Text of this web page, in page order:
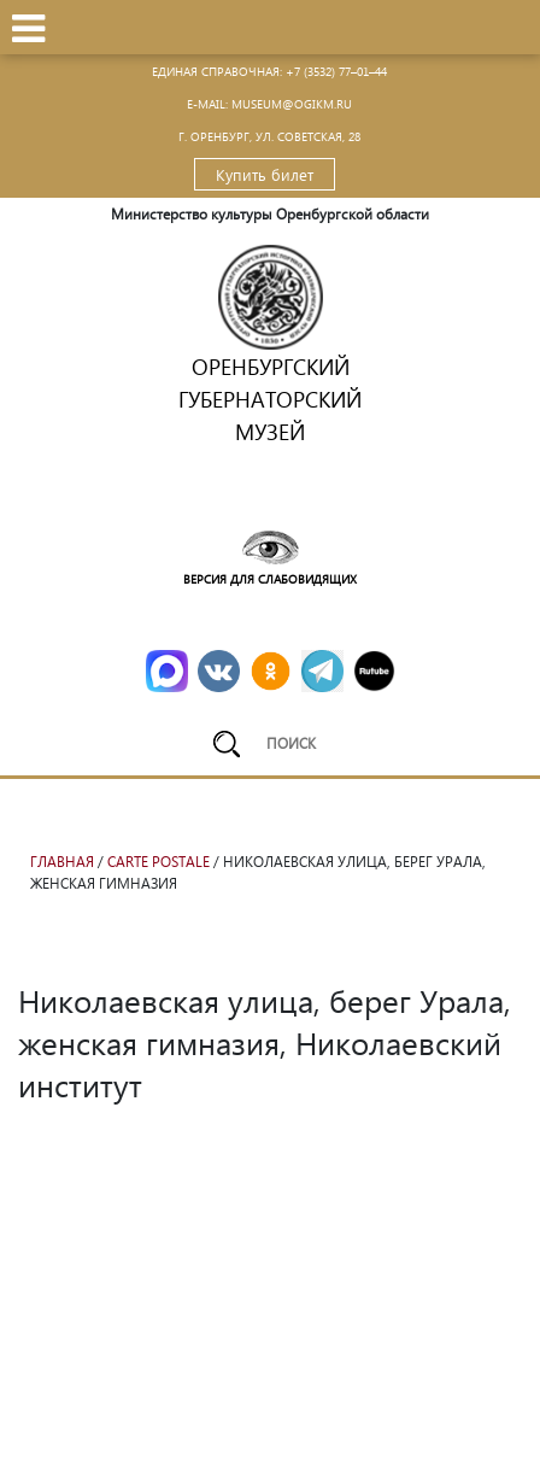
ЕДИНАЯ СПРАВОЧНАЯ: +7 (3532) 77–01–44
Е-MAIL: MUSEUM@OGIKM.RU
Г. ОРЕНБУРГ, УЛ. СОВЕТСКАЯ, 28
Купить билет
Министерство культуры Оренбургской области
ОРЕНБУРГСКИЙ
ГУБЕРНАТОРСКИЙ
МУЗЕЙ
ВЕРСИЯ ДЛЯ СЛАБОВИДЯЩИХ
ГЛАВНАЯ / CARTE POSTALE / НИКОЛАЕВСКАЯ УЛИЦА, БЕРЕГ УРАЛА,
ЖЕНСКАЯ ГИМНАЗИЯ
Николаевская улица, берег Урала,
женская гимназия, Николаевский
институт